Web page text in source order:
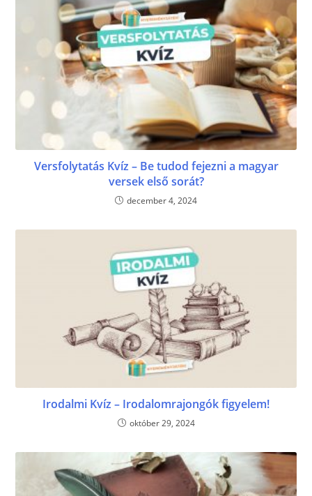
Versfolytatás Kvíz – Be tudod fejezni a magyar
versek első sorát?
december 4, 2024
Irodalmi Kvíz – Irodalomrajongók figyelem!
október 29, 2024